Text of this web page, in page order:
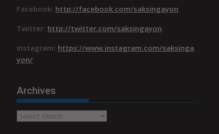
Facebook: http://facebook.com/saksingayon
Twitter: http://twitter.com/saksingayon
Instagram: https://www.instagram.com/saksinga
yon/
Archives
Archives